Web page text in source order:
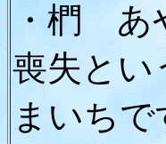
・椚 あ
喪失とい
まいち